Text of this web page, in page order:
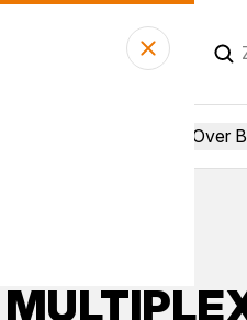
Vandaag gesloten
Over